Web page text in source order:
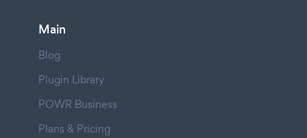
Main
Blog
Plugin Library
POWR Business
Plans & Pricing